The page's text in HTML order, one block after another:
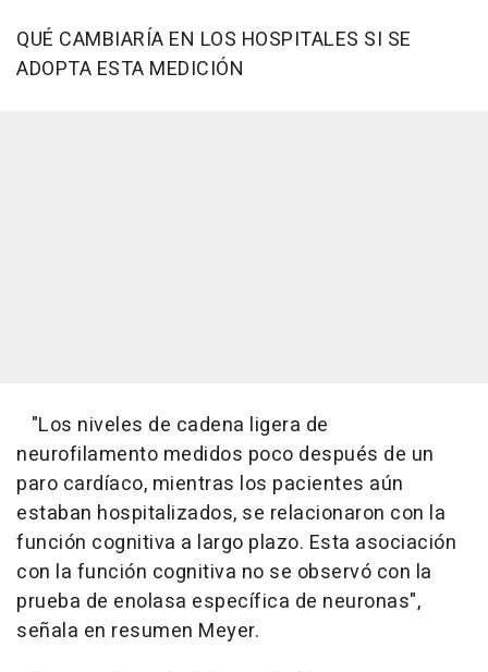
QUÉ CAMBIARÍA EN LOS HOSPITALES SI SE
ADOPTA ESTA MEDICIÓN
"Los niveles de cadena ligera de
neurofilamento medidos poco después de un
paro cardíaco, mientras los pacientes aún
estaban hospitalizados, se relacionaron con la
función cognitiva a largo plazo. Esta asociación
con la función cognitiva no se observó con la
prueba de enolasa específica de neuronas",
señala en resumen Meyer.